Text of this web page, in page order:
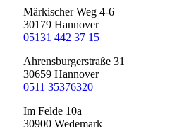
Märkischer Weg 4-6
30179 Hannover
05131 442 37 15
Ahrensburgerstraße 31
30659 Hannover
0511 35376320
Im Felde 10a
30900 Wedemark